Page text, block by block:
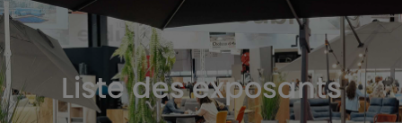
Liste des exposants